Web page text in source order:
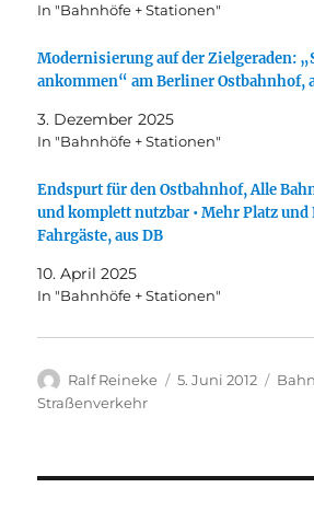
In "Bahnhöfe + Stationen"
Modernisierung auf der Zielgeraden:
ankommen“ am Berliner Ostbahnhof,
3. Dezember 2025
In "Bahnhöfe + Stationen"
Endspurt für den Ostbahnhof, Alle
und komplett nutzbar • Mehr Platz
Fahrgäste, aus DB
10. April 2025
In "Bahnhöfe + Stationen"
Autor
Ralf Reineke
Veröffentlicht
5. Juni 2012
Straßenverkehr